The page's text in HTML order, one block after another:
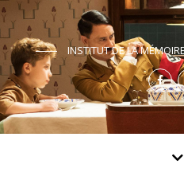
INSTITUT DE LA